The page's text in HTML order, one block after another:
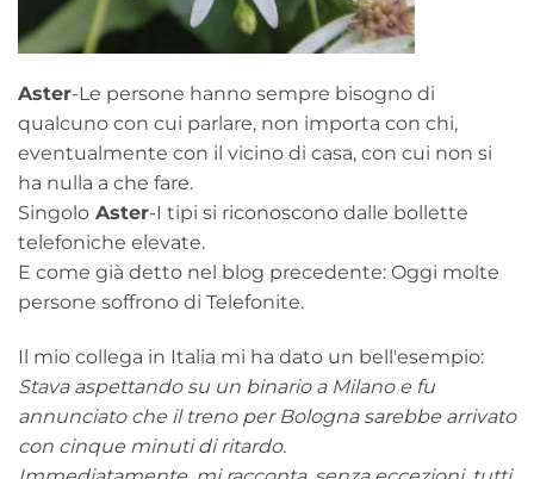
Aster-Le persone hanno sempre bisogno di
qualcuno con cui parlare, non importa con chi,
eventualmente con il vicino di casa, con cui non si
ha nulla a che fare.
Singolo Aster-I tipi si riconoscono dalle bollette
telefoniche elevate.
E come già detto nel blog precedente: Oggi molte
persone soffrono di Telefonite.
Il mio collega in Italia mi ha dato un bell'esempio:
Stava aspettando su un binario a Milano e fu
annunciato che il treno per Bologna sarebbe arrivato
con cinque minuti di ritardo.